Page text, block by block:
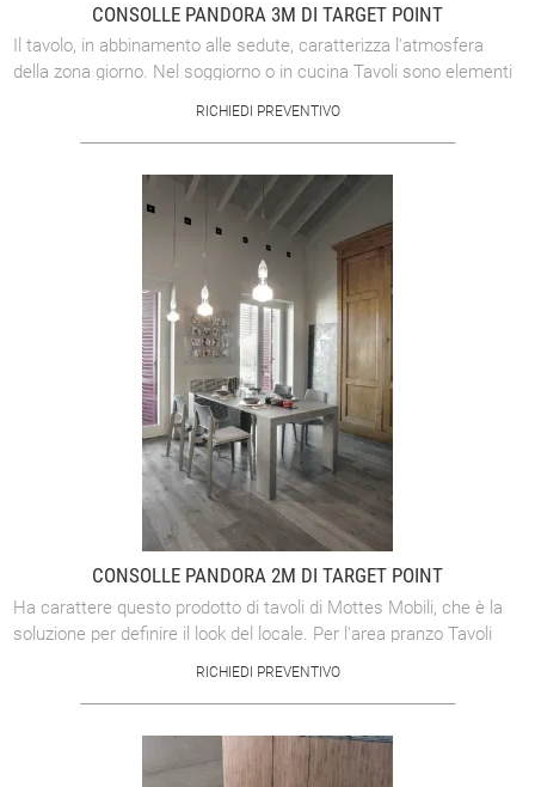
CONSOLLE PANDORA 3M DI TARGET POINT
Il tavolo, in abbinamento alle sedute, caratterizza l'atmosfera
della zona giorno. Nel soggiorno o in cucina Tavoli sono elementi
RICHIEDI PREVENTIVO
CONSOLLE PANDORA 2M DI TARGET POINT
Ha carattere questo prodotto di tavoli di Mottes Mobili, che è la
soluzione per definire il look del locale. Per l'area pranzo Tavoli
RICHIEDI PREVENTIVO